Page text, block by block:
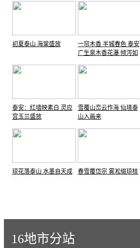
初夏泰山 海棠盛放
一帘木香 半城春色 泰安
广生泉木香花瀑 倾泻如
泰安：红墙映素白 灵应
宫玉兰盛放
雪覆山峦云作海 仙境泰
山入画来
琼花落泰山 水墨自天成 春雪覆岱宗 雾凇缀琼枝
16地市分站